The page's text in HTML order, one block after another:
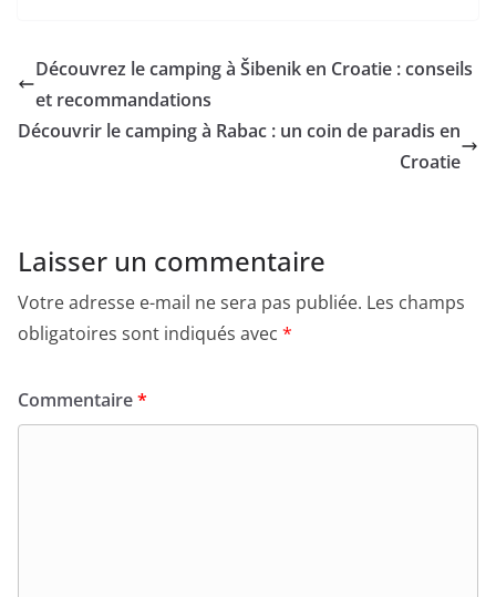
Découvrez le camping à Šibenik en Croatie : conseils
et recommandations
Découvrir le camping à Rabac : un coin de paradis en
Croatie
Laisser un commentaire
Votre adresse e-mail ne sera pas publiée. Les champs
obligatoires sont indiqués avec *
Commentaire*